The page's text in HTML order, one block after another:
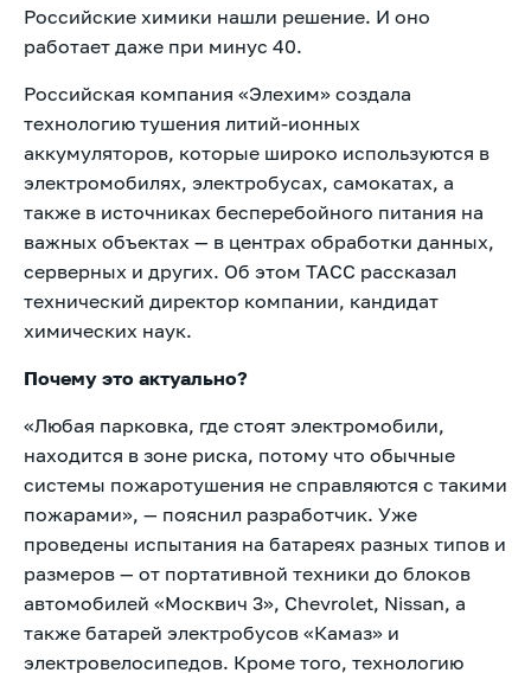
Российские химики нашли решение. И оно
работает даже при минус 40.
Российская компания «Элехим» создала
технологию тушения литий-ионных
аккумуляторов, которые широко используются в
электромобилях, электробусах, самокатах, а
также в источниках бесперебойного питания на
важных объектах — в центрах обработки данных,
серверных и других. Об этом ТАСС рассказал
технический директор компании, кандидат
химических наук.
Почему это актуально?
«Любая парковка, где стоят электромобили,
находится в зоне риска, потому что обычные
системы пожаротушения не справляются с такими
пожарами», — пояснил разработчик. Уже
проведены испытания на батареях разных типов и
размеров — от портативной техники до блоков
автомобилей «Москвич 3», Chevrolet, Nissan, а
также батарей электробусов «Камаз» и
электровелосипедов. Кроме того, технологию